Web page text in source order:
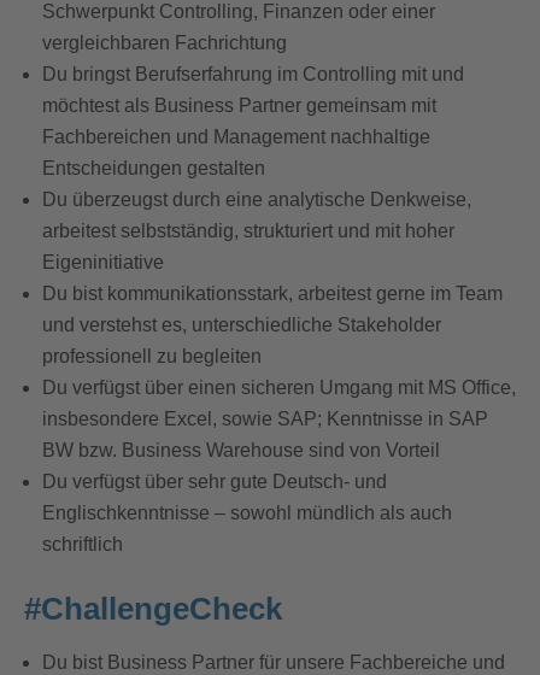
Schwerpunkt Controlling, Finanzen oder einer
vergleichbaren Fachrichtung
Du bringst Berufserfahrung im Controlling mit und
möchtest als Business Partner gemeinsam mit
Fachbereichen und Management nachhaltige
Entscheidungen gestalten
Du überzeugst durch eine analytische Denkweise,
arbeitest selbstständig, strukturiert und mit hoher
Eigeninitiative
Du bist kommunikationsstark, arbeitest gerne im Team
und verstehst es, unterschiedliche Stakeholder
professionell zu begleiten
Du verfügst über einen sicheren Umgang mit MS Office,
insbesondere Excel, sowie SAP; Kenntnisse in SAP
BW bzw. Business Warehouse sind von Vorteil
Du verfügst über sehr gute Deutsch- und
Englischkenntnisse – sowohl mündlich als auch
schriftlich
#ChallengeCheck
Du bist Business Partner für unsere Fachbereiche und